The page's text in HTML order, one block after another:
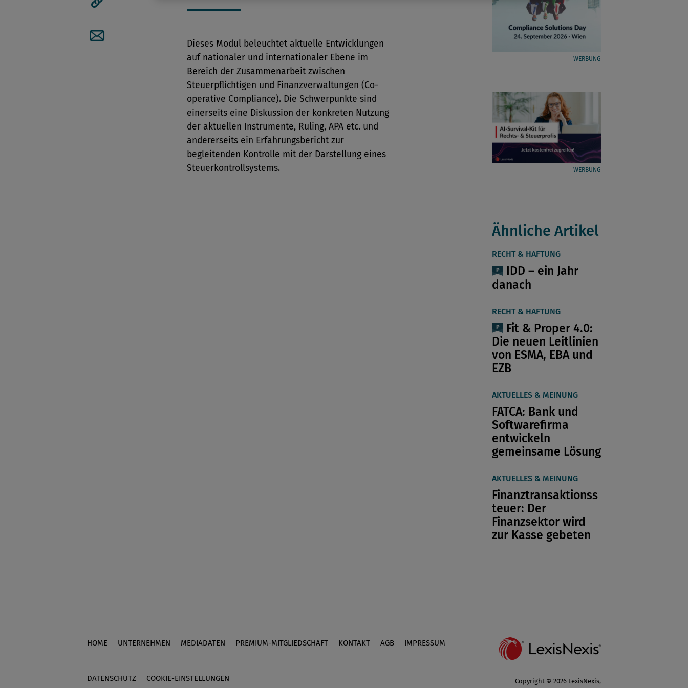
Artikel per Mail teilen
Dieses Modul beleuchtet aktuelle Entwicklungen
auf nationaler und internationaler Ebene im
Bereich der Zusammenarbeit zwischen
Steuerpflichtigen und Finanzverwaltungen (Co-
operative Compliance). Die Schwerpunkte sind
einerseits eine Diskussion der konkreten Nutzung
der aktuellen Instrumente, Ruling, APA etc. und
andererseits ein Erfahrungsbericht zur
begleitenden Kontrolle mit der Darstellung eines
Steuerkontrollsystems.
WERBUNG
WERBUNG
Ähnliche Artikel
RECHT & HAFTUNG
IDD – ein Jahr
danach
RECHT & HAFTUNG
Fit & Proper 4.0:
Die neuen Leitlinien
von ESMA, EBA und
EZB
AKTUELLES & MEINUNG
FATCA: Bank und
Softwarefirma
entwickeln
gemeinsame Lösung
AKTUELLES & MEINUNG
Finanztransaktionss
teuer: Der
Finanzsektor wird
zur Kasse gebeten
Footer
HOME UNTERNEHMEN MEDIADATEN PREMIUM-MITGLIEDSCHAFT KONTAKT AGB IMPRESSUM
DATENSCHUTZ COOKIE-EINSTELLUNGEN
Copyright © 2026 LexisNexis,